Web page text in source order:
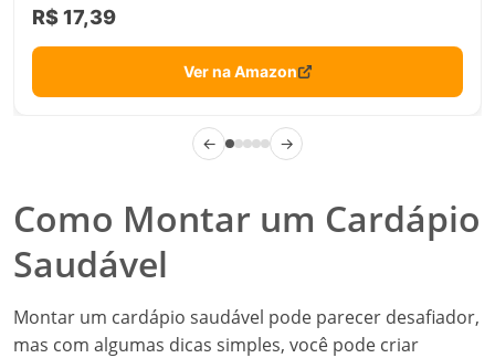
R$ 17,39
Ver na Amazon
← →
Como Montar um Cardápio
Saudável
Montar um cardápio saudável pode parecer desafiador,
mas com algumas dicas simples, você pode criar